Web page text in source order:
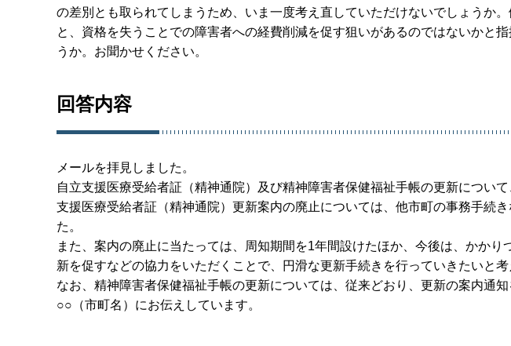
の差別とも取られてしまうため、いま一度考え直していただけないでしょうか
と、資格を失うことでの障害者への経費削減を促す狙いがあるのではないかと
うか。お聞かせください。
回答内容
メールを拝見しました。
自立支援医療受給者証（精神通院）及び精神障害者保健福祉手帳の更新につい
支援医療受給者証（精神通院）更新案内の廃止については、他市町の事務手続
た。
また、案内の廃止に当たっては、周知期間を1年間設けたほか、今後は、かか
新を促すなどの協力をいただくことで、円滑な更新手続きを行っていきたいと考
なお、精神障害者保健福祉手帳の更新については、従来どおり、更新の案内通
○○（市町名）にお伝えしています。